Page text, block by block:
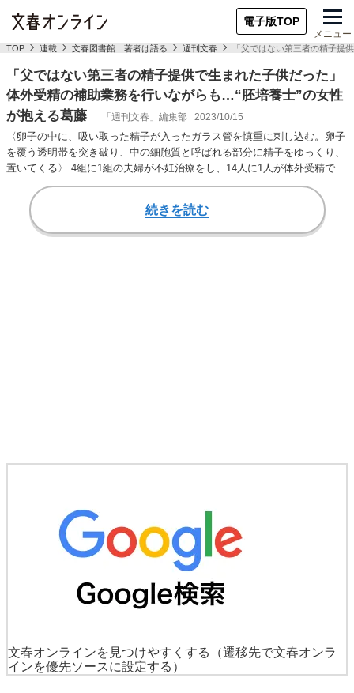
電子版TOP
メニュー
TOP 連載 文春図書館 著者は語る 週刊文春 「父ではない第三者の精子提
「父ではない第三者の精子提供で生まれた子供だった」
体外受精の補助業務を行いながらも…“胚培養士”の女性
が抱える葛藤
「週刊文春」編集部 2023/10/15
〈卵子の中に、吸い取った精子が入ったガラス管を慎重に刺し込む。卵子
を覆う透明帯を突き破り、中の細胞質と呼ばれる部分に精子をゆっくり、
置いてくる〉 4組に1組の夫婦が不妊治療をし、14人に1人が体外受精で生
まれてくる現…
続きを読む
文春オンラインを見つけやすくする
（遷移先で文春オンラ
インを優先ソースに設定する）